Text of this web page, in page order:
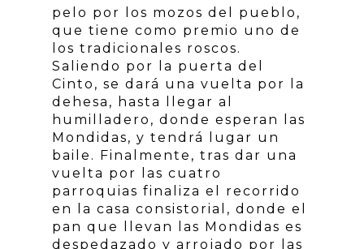
pelo por los mozos del pueblo,
que tiene como premio uno de
los tradicionales roscos.
Saliendo por la puerta del
Cinto, se dará una vuelta por la
dehesa, hasta llegar al
humilladero, donde esperan las
Mondidas, y tendrá lugar un
baile. Finalmente, tras dar una
vuelta por las cuatro
parroquias finaliza el recorrido
en la casa consistorial, donde el
pan que llevan las Mondidas es
despedazado y arrojado por las